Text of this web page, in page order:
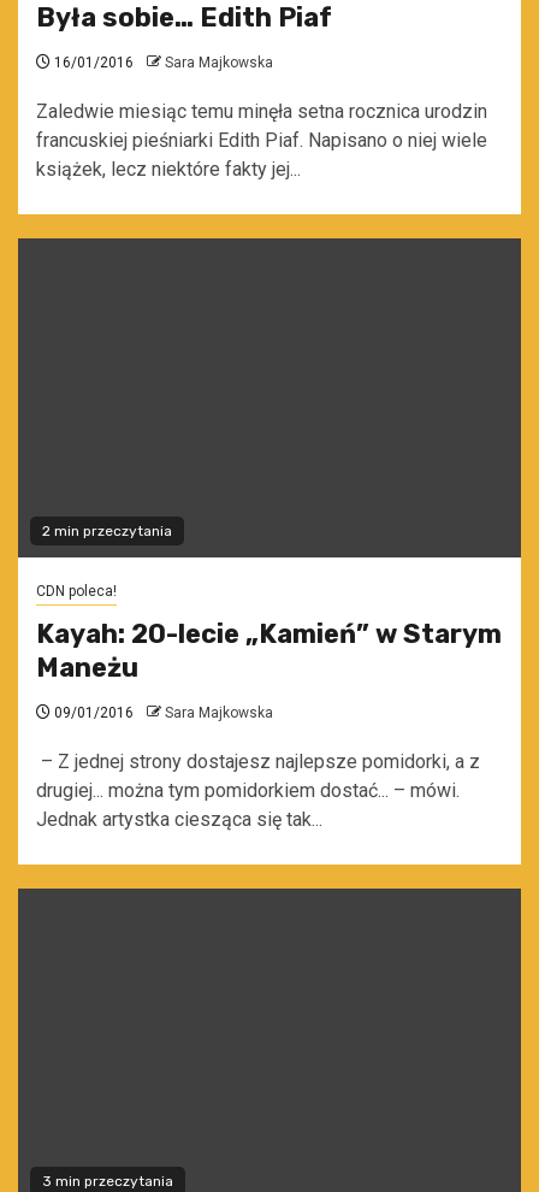
Była sobie… Edith Piaf
16/01/2016 Sara Majkowska
Zaledwie miesiąc temu minęła setna rocznica urodzin
francuskiej pieśniarki Edith Piaf. Napisano o niej wiele
książek, lecz niektóre fakty jej...
2 min przeczytania
CDN poleca!
Kayah: 20-lecie „Kamień” w Starym
Maneżu
09/01/2016 Sara Majkowska
– Z jednej strony dostajesz najlepsze pomidorki, a z
drugiej... można tym pomidorkiem dostać... – mówi.
Jednak artystka ciesząca się tak...
3 min przeczytania